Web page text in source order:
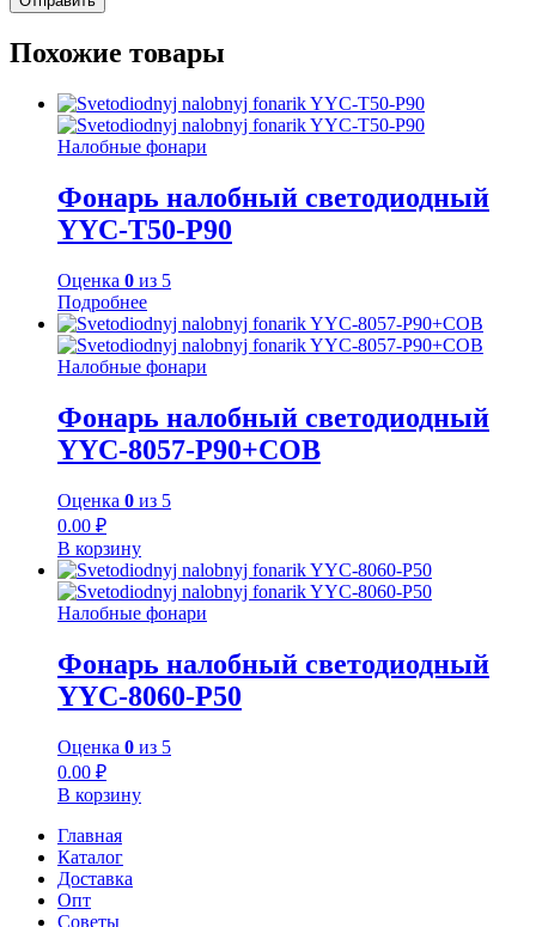
Похожие товары
Налобные фонари
Фонарь налобный светодиодный
YYC-Т50-P90
Оценка 0 из 5
Подробнее
Налобные фонари
Фонарь налобный светодиодный
YYC-8057-P90+COB
Оценка 0 из 5
0.00 ₽
В корзину
Налобные фонари
Фонарь налобный светодиодный
YYC-8060-P50
Оценка 0 из 5
0.00 ₽
В корзину
Главная
Каталог
Доставка
Опт
Советы